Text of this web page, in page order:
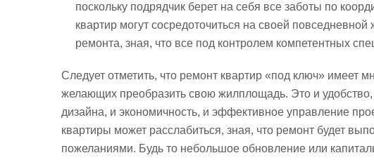
поскольку подрядчик берет на себя все заботы по
квартир могут сосредоточиться на своей повседневной
ремонта, зная, что все под контролем компетентных
Следует отметить, что ремонт квартир «под ключ» имеет
желающих преобразить свою жилплощадь. Это и удобство,
дизайна, и экономичность, и эффективное управление
квартиры может расслабиться, зная, что ремонт будет
пожеланиями. Будь то небольшое обновление или